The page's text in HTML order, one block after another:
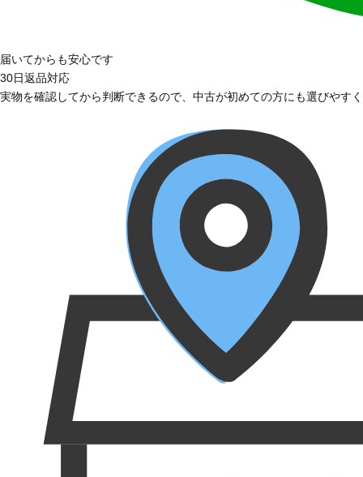
届いてからも安心です
30日返品対応
実物を確認してから判断できるので、中古が初めての方にも選びやす